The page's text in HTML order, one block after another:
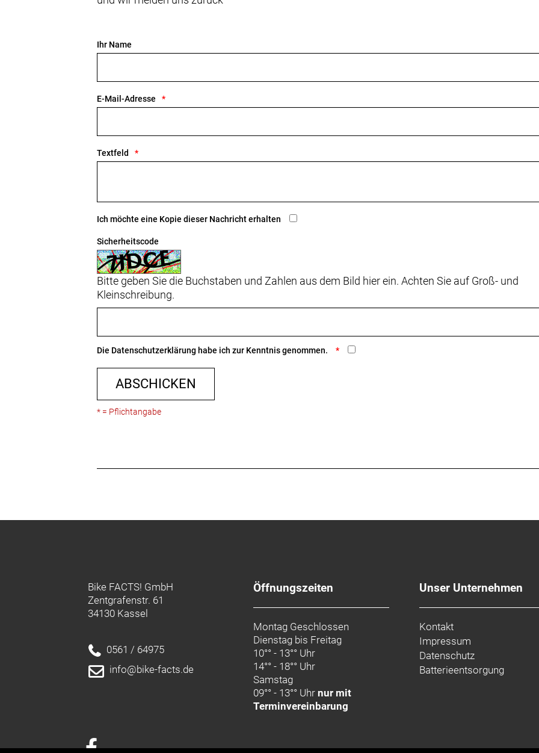
Ihr Name
E-Mail-Adresse
Textfeld
Ich möchte eine Kopie dieser Nachricht erhalten
Sicherheitscode
Bitte geben Sie die Buchstaben und Zahlen aus dem Bild hier ein. Achten Sie auf Groß- und
Kleinschreibung.
Die Datenschutzerklärung habe ich zur Kenntnis genommen.
ABSCHICKEN
* = Pflichtangabe
Bike FACTS! GmbH
Zentgrafenstr. 61
34130 Kassel
0561 / 64975
info@bike-facts.de
Öffnungszeiten
Montag Geschlossen
Dienstag bis Freitag
10°° - 13°° Uhr
14°° - 18°° Uhr
Samstag
09°° - 13°° Uhrnur mit
Terminvereinbarung
Unser Unternehmen
Kontakt
Impressum
Datenschutz
Batterieentsorgung